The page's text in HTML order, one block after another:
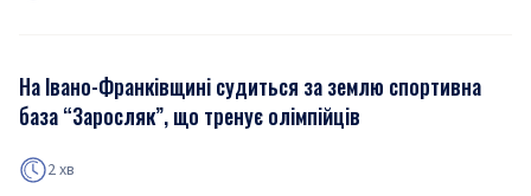
На Івано-Франківщині судиться за землю спортивна
база “Заросляк”, що тренує олімпійців
2 хв